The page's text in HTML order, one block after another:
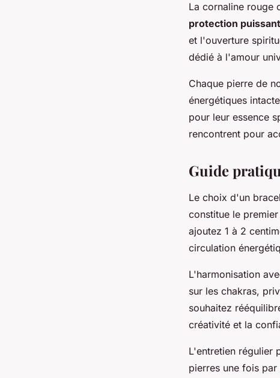
La cornaline rouge
protection
et l'ouverture
dédié à l'amour
Chaque pierre de
énergétiques
pour leur essence
rencontrent pour
Guide
Le choix d'un
constitue le
ajoutez 1 à 2
circulation
L'harmonisation
sur les chakras,
souhaitez
créativité et la
L'entretien régulier
pierres une fois par